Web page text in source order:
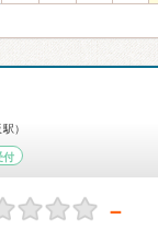
）
付
－